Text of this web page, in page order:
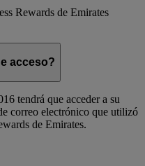
Rewards de Emirates
acceso?
tendrá que acceder a su
correo electrónico que utilizó
de Emirates.